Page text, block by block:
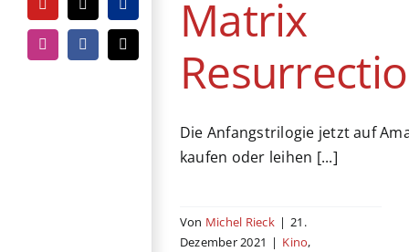
YouTubeTiktokPayPal
InstagramFacebook
E-
Mail
Matrix
Die Anfangstrilogie jetzt auf
kaufen oder leihen [...]
Von Michel Rieck | 21.
Dezember 2021 | Kino,